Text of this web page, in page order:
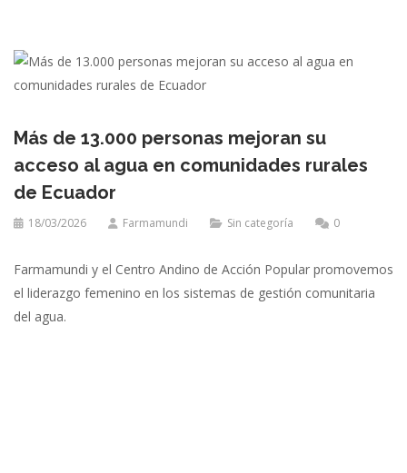
Más de 13.000 personas mejoran su
acceso al agua en comunidades rurales
de Ecuador
18/03/2026 Farmamundi Sin categoría 0
Farmamundi y el Centro Andino de Acción Popular promovemos
el liderazgo femenino en los sistemas de gestión comunitaria
del agua.